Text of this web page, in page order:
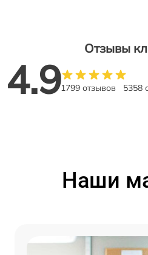
Отзывы
4.91799 отзывов 5358
Наши